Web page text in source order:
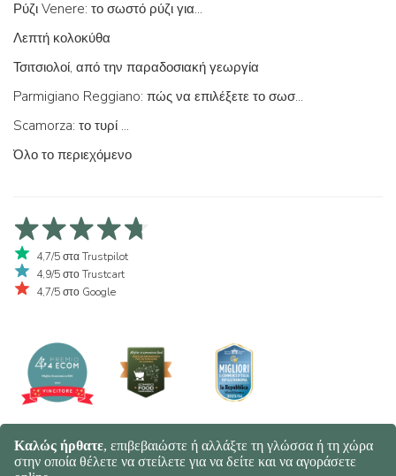
Ρύζι Venere: το σωστό ρύζι για...
Λεπτή κολοκύθα
Τσιτσιολοί, από την παραδοσιακή γεωργία
Parmigiano Reggiano: πώς να επιλέξετε το σωστό
Scamorza: το τυρί ...
Όλο το περιεχόμενο
4,7/5 στα Trustpilot
4,9/5 στο Trustcart
4,7/5 στο Google
© 2026 Spaghetti e Mandolino SRL - Società Benefit | Verona - Italy |
+39 351 865 9444 | P.I. IT04913730232 | Certificazione BIO: IT-BIO-
016.380-0110744.2026.001 | REA VR-455804 |Πολιτική Απορρήτου